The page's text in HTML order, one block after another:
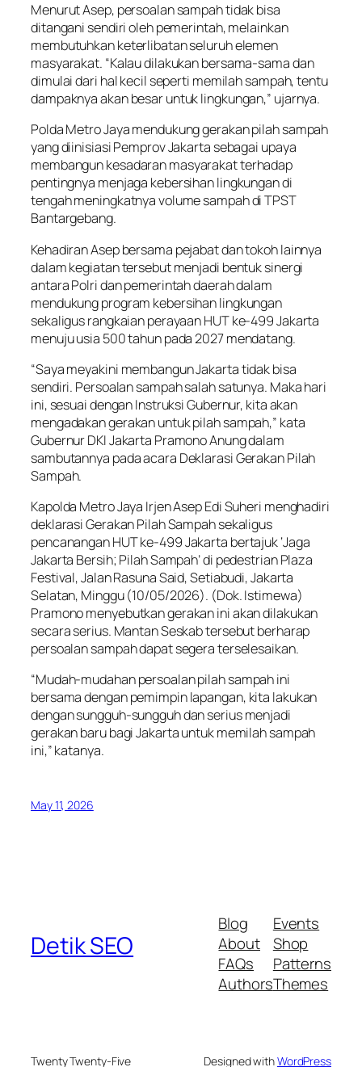
Menurut Asep, persoalan sampah tidak bisa
ditangani sendiri oleh pemerintah, melainkan
membutuhkan keterlibatan seluruh elemen
masyarakat. “Kalau dilakukan bersama-sama dan
dimulai dari hal kecil seperti memilah sampah, tentu
dampaknya akan besar untuk lingkungan,” ujarnya.
Polda Metro Jaya mendukung gerakan pilah sampah
yang diinisiasi Pemprov Jakarta sebagai upaya
membangun kesadaran masyarakat terhadap
pentingnya menjaga kebersihan lingkungan di
tengah meningkatnya volume sampah di TPST
Bantargebang.
Kehadiran Asep bersama pejabat dan tokoh lainnya
dalam kegiatan tersebut menjadi bentuk sinergi
antara Polri dan pemerintah daerah dalam
mendukung program kebersihan lingkungan
sekaligus rangkaian perayaan HUT ke-499 Jakarta
menuju usia 500 tahun pada 2027 mendatang.
“Saya meyakini membangun Jakarta tidak bisa
sendiri. Persoalan sampah salah satunya. Maka hari
ini, sesuai dengan Instruksi Gubernur, kita akan
mengadakan gerakan untuk pilah sampah,” kata
Gubernur DKI Jakarta Pramono Anung dalam
sambutannya pada acara Deklarasi Gerakan Pilah
Sampah.
Kapolda Metro Jaya Irjen Asep Edi Suheri menghadiri
deklarasi Gerakan Pilah Sampah sekaligus
pencanangan HUT ke-499 Jakarta bertajuk ‘Jaga
Jakarta Bersih; Pilah Sampah’ di pedestrian Plaza
Festival, Jalan Rasuna Said, Setiabudi, Jakarta
Selatan, Minggu (10/05/2026). (Dok. Istimewa)
Pramono menyebutkan gerakan ini akan dilakukan
secara serius. Mantan Seskab tersebut berharap
persoalan sampah dapat segera terselesaikan.
“Mudah-mudahan persoalan pilah sampah ini
bersama dengan pemimpin lapangan, kita lakukan
dengan sungguh-sungguh dan serius menjadi
gerakan baru bagi Jakarta untuk memilah sampah
ini,” katanya.
May 11, 2026
Detik SEO
Blog
About
FAQs
Authors
Events
Shop
Patterns
Themes
Twenty Twenty-Five Designed withWordPress